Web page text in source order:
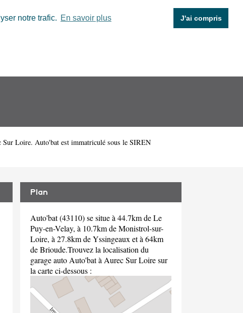
notre trafic. En savoir plus J'ai compris
Loire. Auto'bat est immatriculé sous le SIREN
Plan
Auto'bat (43110) se situe à 44.7km de Le
Puy-en-Velay, à 10.7km de Monistrol-sur-
Loire, à 27.8km de Yssingeaux et à 64km
de Brioude.Trouvez la localisation du
garage auto Auto'bat à Aurec Sur Loire sur
la carte ci-dessous :